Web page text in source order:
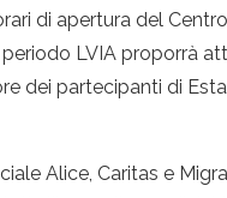
di apertura del Centro
LVIA proporrà
dei partecipanti di
Alice, Caritas e